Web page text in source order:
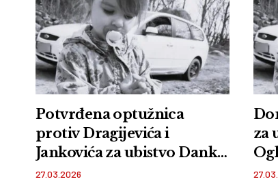
Potvrđena optužnica
protiv Dragijevića i
Jankovića za ubistvo Danke
Ilić
27.03.2026
za